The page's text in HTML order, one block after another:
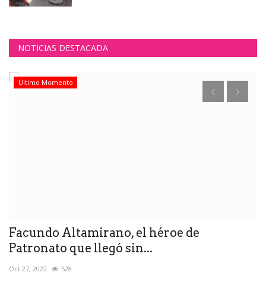
NOTICIAS DESTACADA
Ultimo Momento
Facundo Altamirano, el héroe de
Patronato que llegó sin...
Oct 27, 2022 528